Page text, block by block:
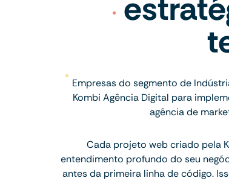
Empresas do segmento de
Kombi Agência Digital para
agência de
Cada projeto web criado pela
entendimento profundo do seu
antes da primeira linha de código.